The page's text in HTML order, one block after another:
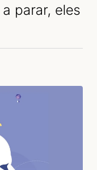
parar, eles